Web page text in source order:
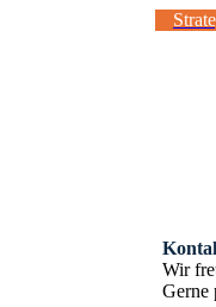
Wir
Gerne